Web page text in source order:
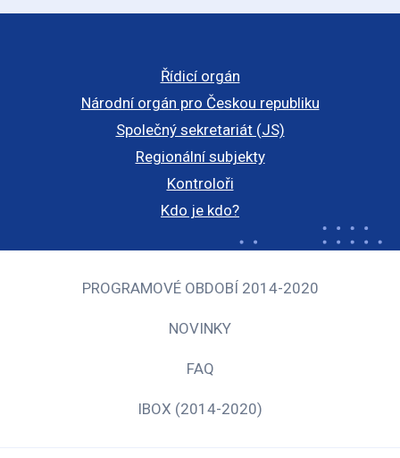
Řídicí orgán
Národní orgán pro Českou republiku
Společný sekretariát (JS)
Regionální subjekty
Kontroloři
Kdo je kdo?
PROGRAMOVÉ OBDOBÍ 2014-2020
NOVINKY
FAQ
IBOX (2014-2020)